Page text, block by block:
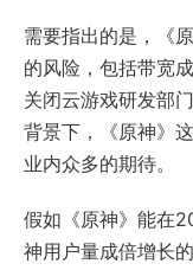
需要指出的是，《
的风险，包括带宽
关闭云游戏研发部
背景下，《原神》
业内众多的期待。
假如《原神》能在
神用户量成倍增长